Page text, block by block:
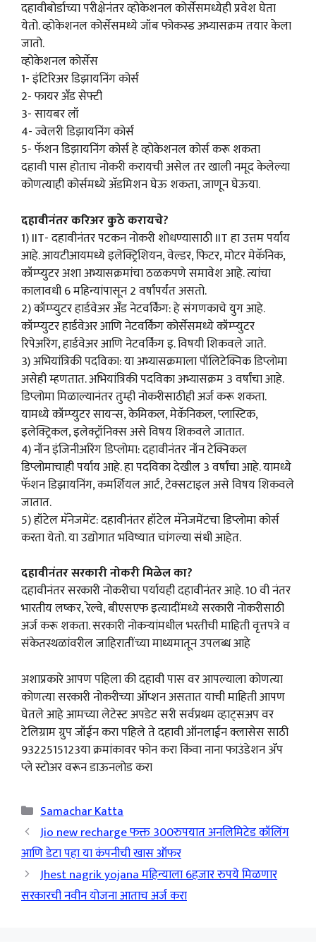
दहावीबोर्डाच्या परीक्षेनंतर व्होकेशनल कोर्सेसमध्येही प्रवेश घेता
येतो. व्होकेशनल कोर्सेसमध्ये जॉब फोकस्ड अभ्यासक्रम तयार केला
जातो.
व्होकेशनल कोर्सेस
1- इंटिरिअर डिझायनिंग कोर्स
2- फायर अँड सेफ्टी
3- सायबर लॉ
4- ज्वेलरी डिझायनिंग कोर्स
5- फॅशन डिझायनिंग कोर्स हे व्होकेशनल कोर्स करू शकता
दहावी पास होताच नोकरी करायची असेल तर खाली नमूद केलेल्या
कोणत्याही कोर्समध्ये अ‍ॅडमिशन घेऊ शकता, जाणून घेऊया.
दहावीनंतर करिअर कुठे करायचे?
1) IIT- दहावीनंतर पटकन नोकरी शोधण्यासाठी IIT हा उत्तम पर्याय
आहे. आयटीआयमध्ये इलेक्ट्रिशियन, वेल्डर, फिटर, मोटर मेकॅनिक,
कॉम्प्युटर अशा अभ्यासक्रमांचा ठळकपणे समावेश आहे. त्यांचा
कालावधी 6 महिन्यांपासून 2 वर्षांपर्यंत असतो.
2) कॉम्प्युटर हार्डवेअर अँड नेटवर्किंग: हे संगणकाचे युग आहे.
कॉम्प्युटर हार्डवेअर आणि नेटवर्किंग कोर्सेसमध्ये कॉम्प्युटर
रिपेअरिंग, हार्डवेअर आणि नेटवर्किंग इ. विषयी शिकवले जाते.
3) अभियांत्रिकी पदविका: या अभ्यासक्रमाला पॉलिटेक्निक डिप्लोमा
असेही म्हणतात. अभियांत्रिकी पदविका अभ्यासक्रम 3 वर्षांचा आहे.
डिप्लोमा मिळाल्यानंतर तुम्ही नोकरीसाठीही अर्ज करू शकता.
यामध्ये कॉम्प्युटर सायन्स, केमिकल, मेकॅनिकल, प्लास्टिक,
इलेक्ट्रिकल, इलेक्ट्रॉनिक्स असे विषय शिकवले जातात.
4) नॉन इंजिनीअरिंग डिप्लोमा: दहावीनंतर नॉन टेक्निकल
डिप्लोमाचाही पर्याय आहे. हा पदविका देखील 3 वर्षांचा आहे. यामध्ये
फॅशन डिझायनिंग, कमर्शियल आर्ट, टेक्सटाइल असे विषय शिकवले
जातात.
5) हॉटेल मॅनेजमेंट: दहावीनंतर हॉटेल मॅनेजमेंटचा डिप्लोमा कोर्स
करता येतो. या उद्योगात भविष्यात चांगल्या संधी आहेत.
दहावीनंतर सरकारी नोकरी मिळेल का?
दहावीनंतर सरकारी नोकरीचा पर्यायही दहावीनंतर आहे. 10 वी नंतर
भारतीय लष्कर, रेल्वे, बीएसएफ इत्यादींमध्ये सरकारी नोकरीसाठी
अर्ज करू शकता. सरकारी नोकऱ्यांमधील भरतीची माहिती वृत्तपत्रे व
संकेतस्थळांवरील जाहिरातींच्या माध्यमातून उपलब्ध आहे
अशाप्रकारे आपण पहिला की दहावी पास वर आपल्याला कोणत्या
कोणत्या सरकारी नोकरीच्या ऑप्शन असतात याची माहिती आपण
घेतले आहे आमच्या लेटेस्ट अपडेट सरी सर्वप्रथम व्हाट्सअप वर
टेलिग्राम ग्रुप जॉईन करा पहिले ते दहावी ऑनलाईन क्लासेस साठी
9322515123या क्रमांकावर फोन करा किंवा नाना फाउंडेशन ॲप
प्ले स्टोअर वरून डाऊनलोड करा
Categories
Samachar Katta
Jio new recharge फक्त 300रुपयात अनलिमिटेड कॉलिंग
आणि डेटा पहा या कंपनीची खास ऑफर
Jhest nagrik yojana महिन्याला 6हजार रुपये मिळणार
सरकारची नवीन योजना आताच अर्ज करा